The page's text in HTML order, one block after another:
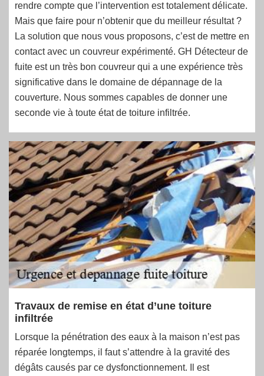
rendre compte que l’intervention est totalement délicate.
Mais que faire pour n’obtenir que du meilleur résultat ?
La solution que nous vous proposons, c’est de mettre en
contact avec un couvreur expérimenté. GH Détecteur de
fuite est un très bon couvreur qui a une expérience très
significative dans le domaine de dépannage de la
couverture. Nous sommes capables de donner une
seconde vie à toute état de toiture infiltrée.
Travaux de remise en état d’une toiture
infiltrée
Lorsque la pénétration des eaux à la maison n’est pas
réparée longtemps, il faut s’attendre à la gravité des
dégâts causés par ce dysfonctionnement. Il est